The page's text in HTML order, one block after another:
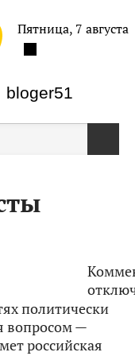
bloger51
Пятница, 7 августа
к
записи
политически
вопросом —
российская